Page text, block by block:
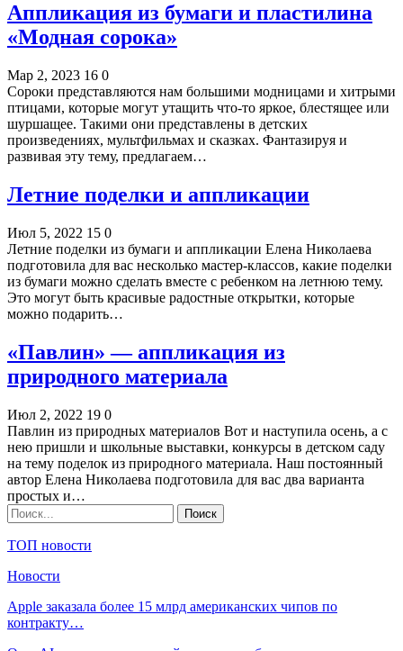
Аппликация из бумаги и пластилина
«Модная сорока»
Мар 2, 2023 16 0
Сороки представляются нам большими модницами и хитрыми
птицами, которые могут утащить что-то яркое, блестящее или
шуршащее. Такими они представлены в детских
произведениях, мультфильмах и сказках. Фантазируя и
развивая эту тему, предлагаем…
Летние поделки и аппликации
Июл 5, 2022 15 0
Летние поделки из бумаги и аппликации Елена Николаева
подготовила для вас несколько мастер-классов, какие поделки
из бумаги можно сделать вместе с ребенком на летнюю тему.
Это могут быть красивые радостные открытки, которые
можно подарить…
«Павлин» — аппликация из
природного материала
Июл 2, 2022 19 0
Павлин из природных материалов Вот и наступила осень, а с
нею пришли и школьные выставки, конкурсы в детском саду
на тему поделок из природного материала. Наш постоянный
автор Елена Николаева подготовила для вас два варианта
простых и…
ТОП новости
Новости
Apple заказала более 15 млрд американских чипов по
контракту…